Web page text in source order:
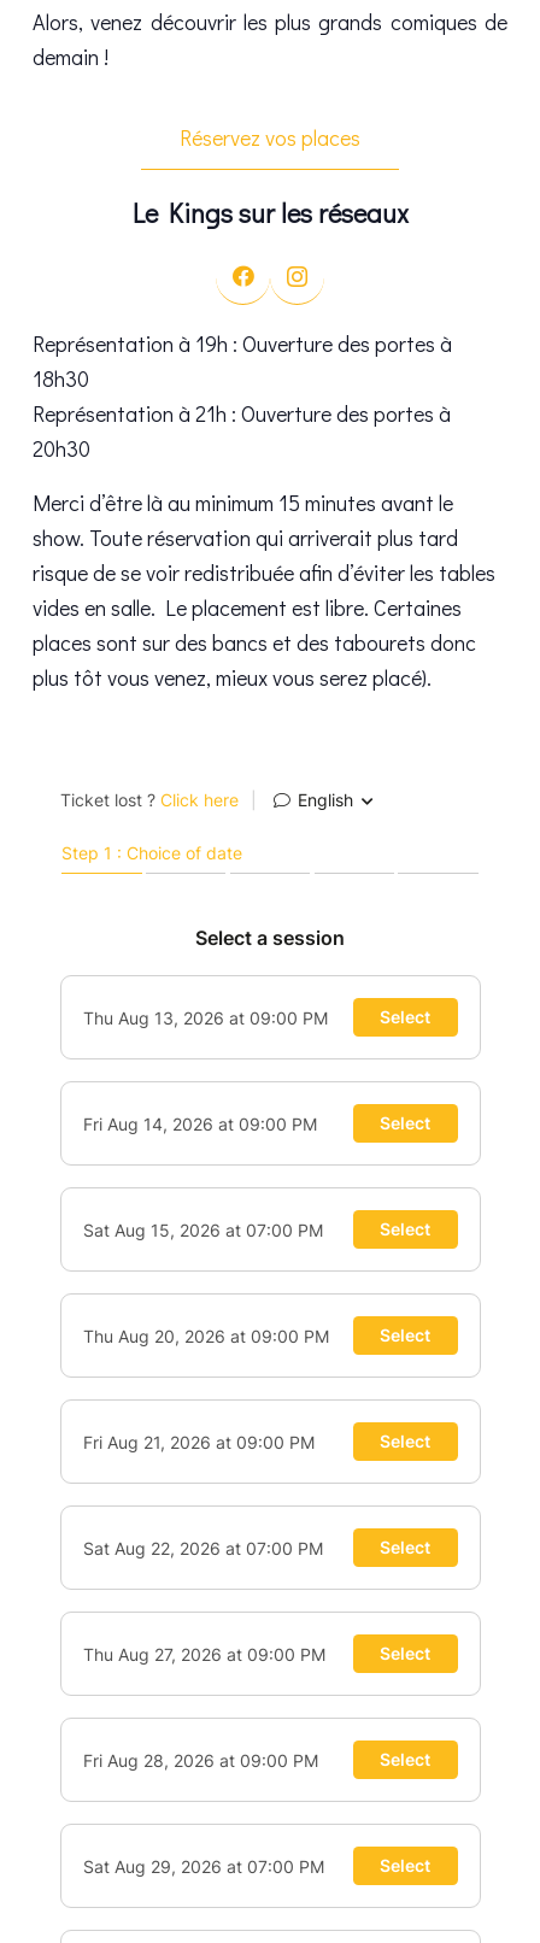
Alors, venez découvrir les plus grands comiques de
demain !
Réservez vos places
Le Kings sur les réseaux
Représentation à 19h : Ouverture des portes à
18h30
Représentation à 21h : Ouverture des portes à
20h30
Merci d’être là au minimum 15 minutes avant le
show. Toute réservation qui arriverait plus tard
risque de se voir redistribuée afin d’éviter les tables
vides en salle. Le placement est libre. Certaines
places sont sur des bancs et des tabourets donc
plus tôt vous venez, mieux vous serez placé).